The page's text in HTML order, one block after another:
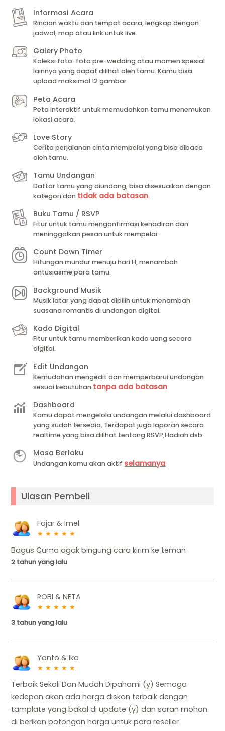
Informasi Acara
Rincian waktu dan tempat acara, lengkap dengan
jadwal, map atau link untuk live.
Galery Photo
Koleksi foto-foto pre-wedding atau momen spesial
lainnya yang dapat dilihat oleh tamu. Kamu bisa
upload maksimal 12 gambar
Peta Acara
Peta interaktif untuk memudahkan tamu menemukan
lokasi acara.
Love Story
Cerita perjalanan cinta mempelai yang bisa dibaca
oleh tamu.
Tamu Undangan
Daftar tamu yang diundang, bisa disesuaikan dengan
kategori dan tidak ada batasan.
Buku Tamu / RSVP
Fitur untuk tamu mengonfirmasi kehadiran dan
meninggalkan pesan untuk mempelai.
Count Down Timer
Hitungan mundur menuju hari H, menambah
antusiasme para tamu.
Background Musik
Musik latar yang dapat dipilih untuk menambah
suasana romantis di undangan digital.
Kado Digital
Fitur untuk tamu memberikan kado uang secara
digital.
Edit Undangan
Kemudahan mengedit dan memperbarui undangan
sesuai kebutuhan tanpa ada batasan.
Dashboard
Kamu dapat mengelola undangan melalui dashboard
yang sudah tersedia. Terdapat juga laporan secara
realtime yang bisa dilihat tentang RSVP,Hadiah dsb
Masa Berlaku
Undangan kamu akan aktif selamanya.
Ulasan Pembeli
Fajar & Imel
★ ★ ★ ★ ★
Bagus Cuma agak bingung cara kirim ke teman
2 tahun yang lalu
ROBI & NETA
★ ★ ★ ★ ★
3 tahun yang lalu
Yanto & Ika
★ ★ ★ ★ ★
Terbaik Sekali Dan Mudah Dipahami (y) Semoga
kedepan akan ada harga diskon terbaik dengan
tamplate yang bakal di update (y) dan saran mohon
di berikan potongan harga untuk para reseller